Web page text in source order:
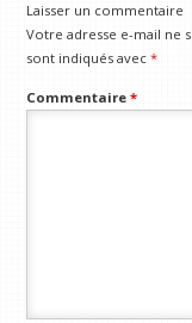
Laisser un commentaire
Votre adresse e-mail ne
sont indiqués avec*
Commentaire*